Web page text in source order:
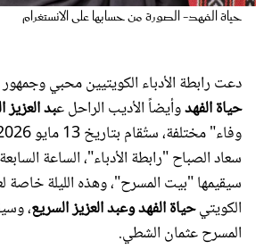
حياة الفهد- الصورة من حسابها على الانستغرام
دعت رابطة الأدباء الكويتيين محبي وجمهور
حياة الفهدوأيضاً الأديب الراحل عبد العزيز
سعاد الصباح "رابطة الأدباء"، الساعة
سيقيمها "بيت المسرح"، وهذه الليلة خاصة
الكويتيحياة الفهد وعبد العزيز السريع،
المسرح عثمان الشطي.